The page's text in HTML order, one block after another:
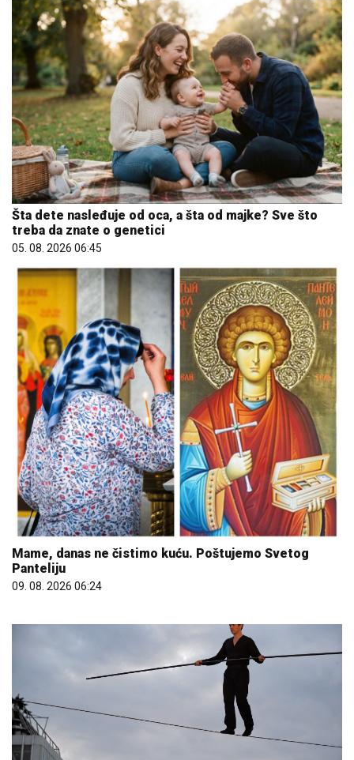
Šta dete nasleđuje od oca, a šta od majke? Sve što
treba da znate o genetici
05. 08. 2026 06:45
Mame, danas ne čistimo kuću. Poštujemo Svetog
Panteliju
09. 08. 2026 06:24